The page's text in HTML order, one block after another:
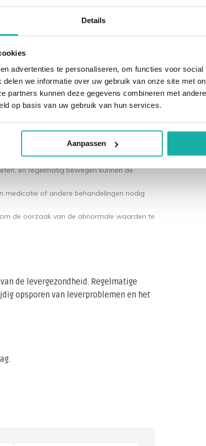
Details
advertenties te personaliseren, om functies voor
we informatie over uw gebruik van onze site met
partners kunnen deze gegevens combineren met
op basis van uw gebruik van hun services.
Aanpassen
andere gezondheidsparameters.
dit met een arts te bespreken.
en regelmatig bewegen kunnen de
medicatie of andere behandelingen nodig
de oorzaak van de abnormale waarden te
de levergezondheid. Regelmatige
opsporen van leverproblemen en het